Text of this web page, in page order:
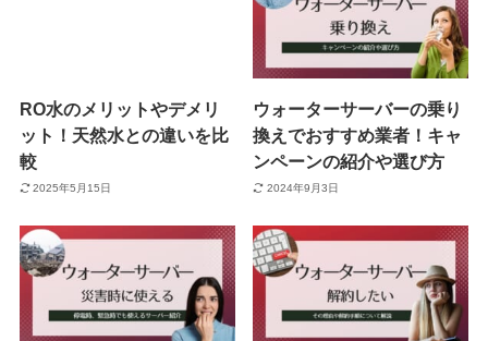
RO水のメリットやデメリ
ット！天然水との違いを比
較
2025年5月15日
ウォーターサーバーの乗り
換えでおすすめ業者！キャ
ンペーンの紹介や選び方
2024年9月3日